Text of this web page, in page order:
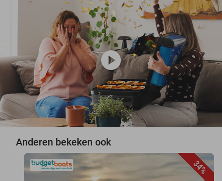
play_circle
Anderen bekeken ook
34%